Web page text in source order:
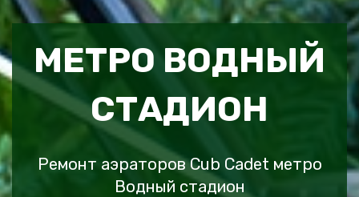
МЕТРО ВОДНЫЙ
СТАДИОН
Ремонт аэраторов Cub Cadet метро
Водный стадион